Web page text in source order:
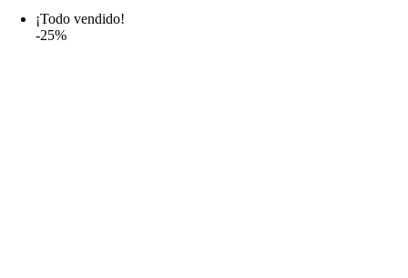
11,99€.8,99€.
¡Todo vendido!
-25%